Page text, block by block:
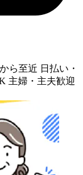
ら至近 日払い・
主婦・主夫歓迎